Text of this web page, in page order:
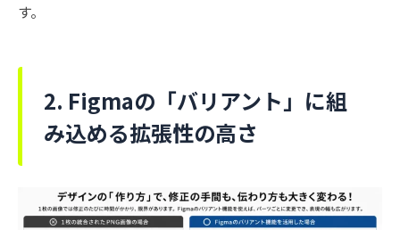
す。
2. Figmaの「バリアント」に組
み込める拡張性の高さ